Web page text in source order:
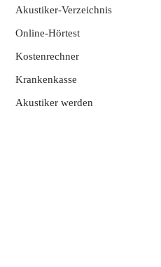
Akustiker-Verzeichnis
Online-Hörtest
Kostenrechner
Krankenkasse
Akustiker werden